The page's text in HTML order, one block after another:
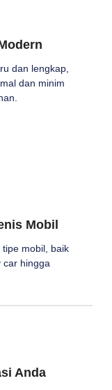
dan lengkap,
dan minim
Mobil
mobil, baik
car hingga
Anda